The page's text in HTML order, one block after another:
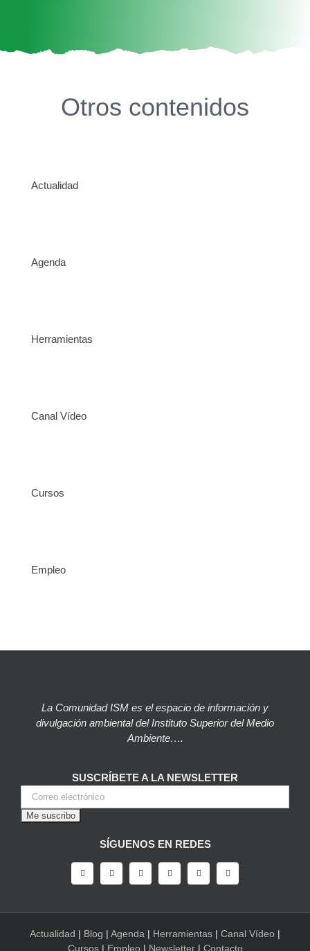
Otros contenidos
Actualidad
Agenda
Herramientas
Canal Vídeo
Cursos
Empleo
La Comunidad ISM es el espacio de información y
divulgación ambiental del Instituto Superior del Medio
Ambiente….
SUSCRÍBETE A LA NEWSLETTER
SÍGUENOS EN REDES
Actualidad | Blog | Agenda | Herramientas | Canal Vídeo |
Cursos| Empleo| Newsletter| Contacto